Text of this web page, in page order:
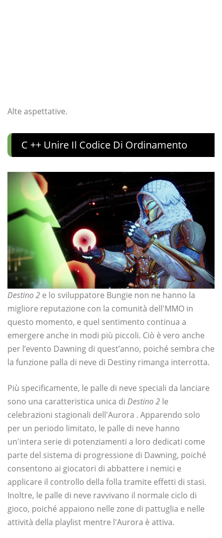
Alte aspettative.
C ++ Unire Il Codice Di Ordinamento
Destino 2 e lo sviluppatore Bungie non ne hanno la
migliore reputazione con la comunità dell'MMO in
questo momento, e quel sentimento continua a
emergere anche in modi più piccoli. Ciò è vero anche
per l’evento Dawning di quest’anno, poiché sembra che
la funzione palla di neve di Destiny rimanga interrotta.
Più specificamente, le palle di neve speciali da lanciare
sono una caratteristica unica di Destino 2 le
celebrazioni stagionali dell'Aurora . Apparendo solo
per un periodo limitato, le palle di neve hanno
un'intera serie di potenziamenti a loro dedicati come
parte del sistema di progressione di Dawning, poiché
consentono ai giocatori di abbattere i nemici e
applicare il controllo della folla tramite effetti di stasi.
Inoltre, le palle di neve ravvivano il normale ciclo di
gioco, poiché appaiono nelle zone di pattuglia e nelle
attività della playlist mentre l'Aurora è attiva.